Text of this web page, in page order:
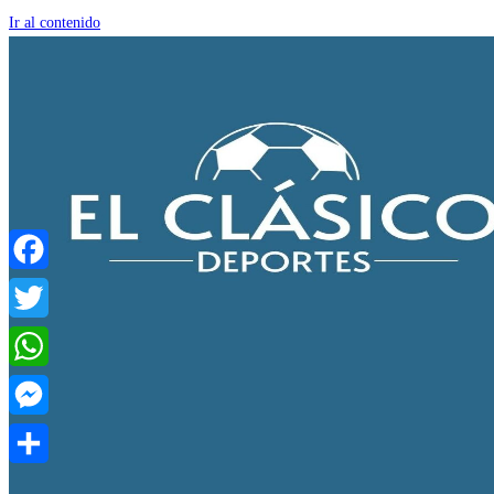
Ir al contenido
Facebook
Twitter
WhatsApp
Messenger